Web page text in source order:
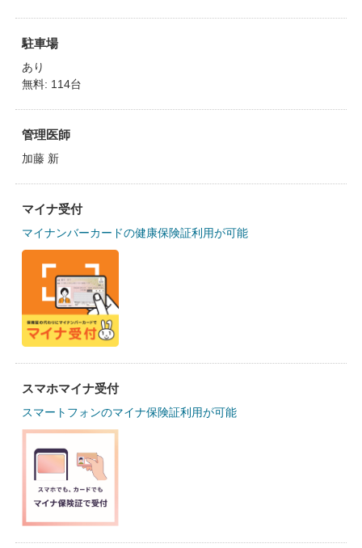
駐車場
あり
無料: 114台
管理医師
加藤 新
マイナ受付
マイナンバーカードの健康保険証利用が可能
スマホマイナ受付
スマートフォンのマイナ保険証利用が可能